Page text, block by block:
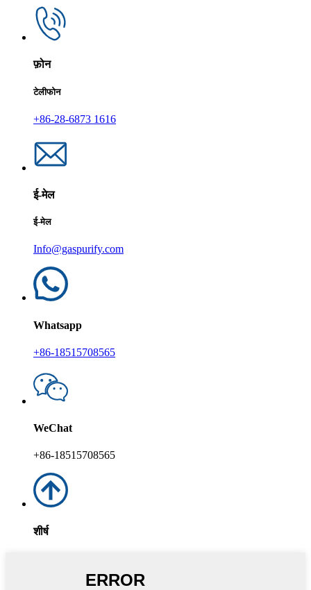
फ़ोन
टेलीफोन
+86-28-6873 1616
ई-मेल
ई-मेल
Info@gaspurify.com
Whatsapp
+86-18515708565
WeChat
+86-18515708565
शीर्ष